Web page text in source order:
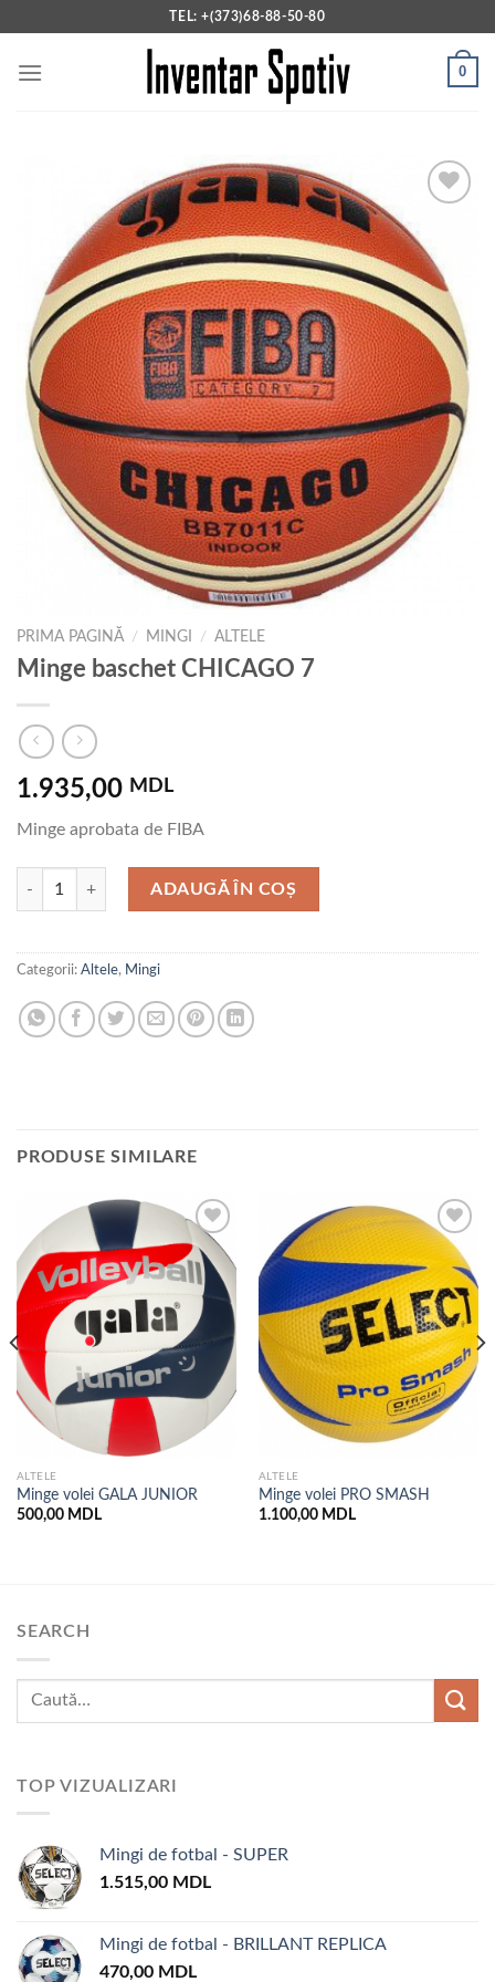
content
TEL: +(373)68-88-50-80
0
Add to
wishlist
PRIMA PAGINĂ / MINGI / ALTELE
Minge baschet CHICAGO 7
1.935,00 MDL
Minge aprobata de FIBA
Cantitate Minge baschet CHICAGO 7
ADAUGĂ ÎN COȘ
Categorii: Altele, Mingi
PRODUSE SIMILARE
Add to
wishlist
ALTELE
Minge volei GALA JUNIOR
500,00 MDL
Add to
wishlist
ALTELE
Minge volei PRO SMASH
1.100,00 MDL
SEARCH
TOP VIZUALIZARI
Mingi de fotbal - SUPER
1.515,00 MDL
Mingi de fotbal - BRILLANT REPLICA
470,00 MDL